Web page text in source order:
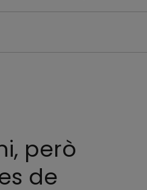
però
de